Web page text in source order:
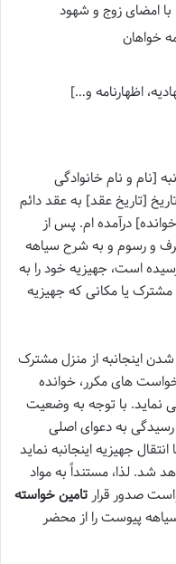
امضای زوج و شهود
خواهان
اظهارنامه و…]
[نام و نام خانوادگی
[تاریخ عقد] به عقد دائم
درآمده ام. پس از
و رسوم و به شرح سیاهه
است، جهیزیه خود را به
یا مکانی که جهیزیه
شدن اینجانبه از منزل مشترک
های مکرر، خوانده
نماید. با توجه به وضعیت
رسیدگی به دعوای اصلی
جهیزیه اینجانبه نماید
شد. لذا، مستنداً به مواد
تامین خواسته
پیوست را از محضر